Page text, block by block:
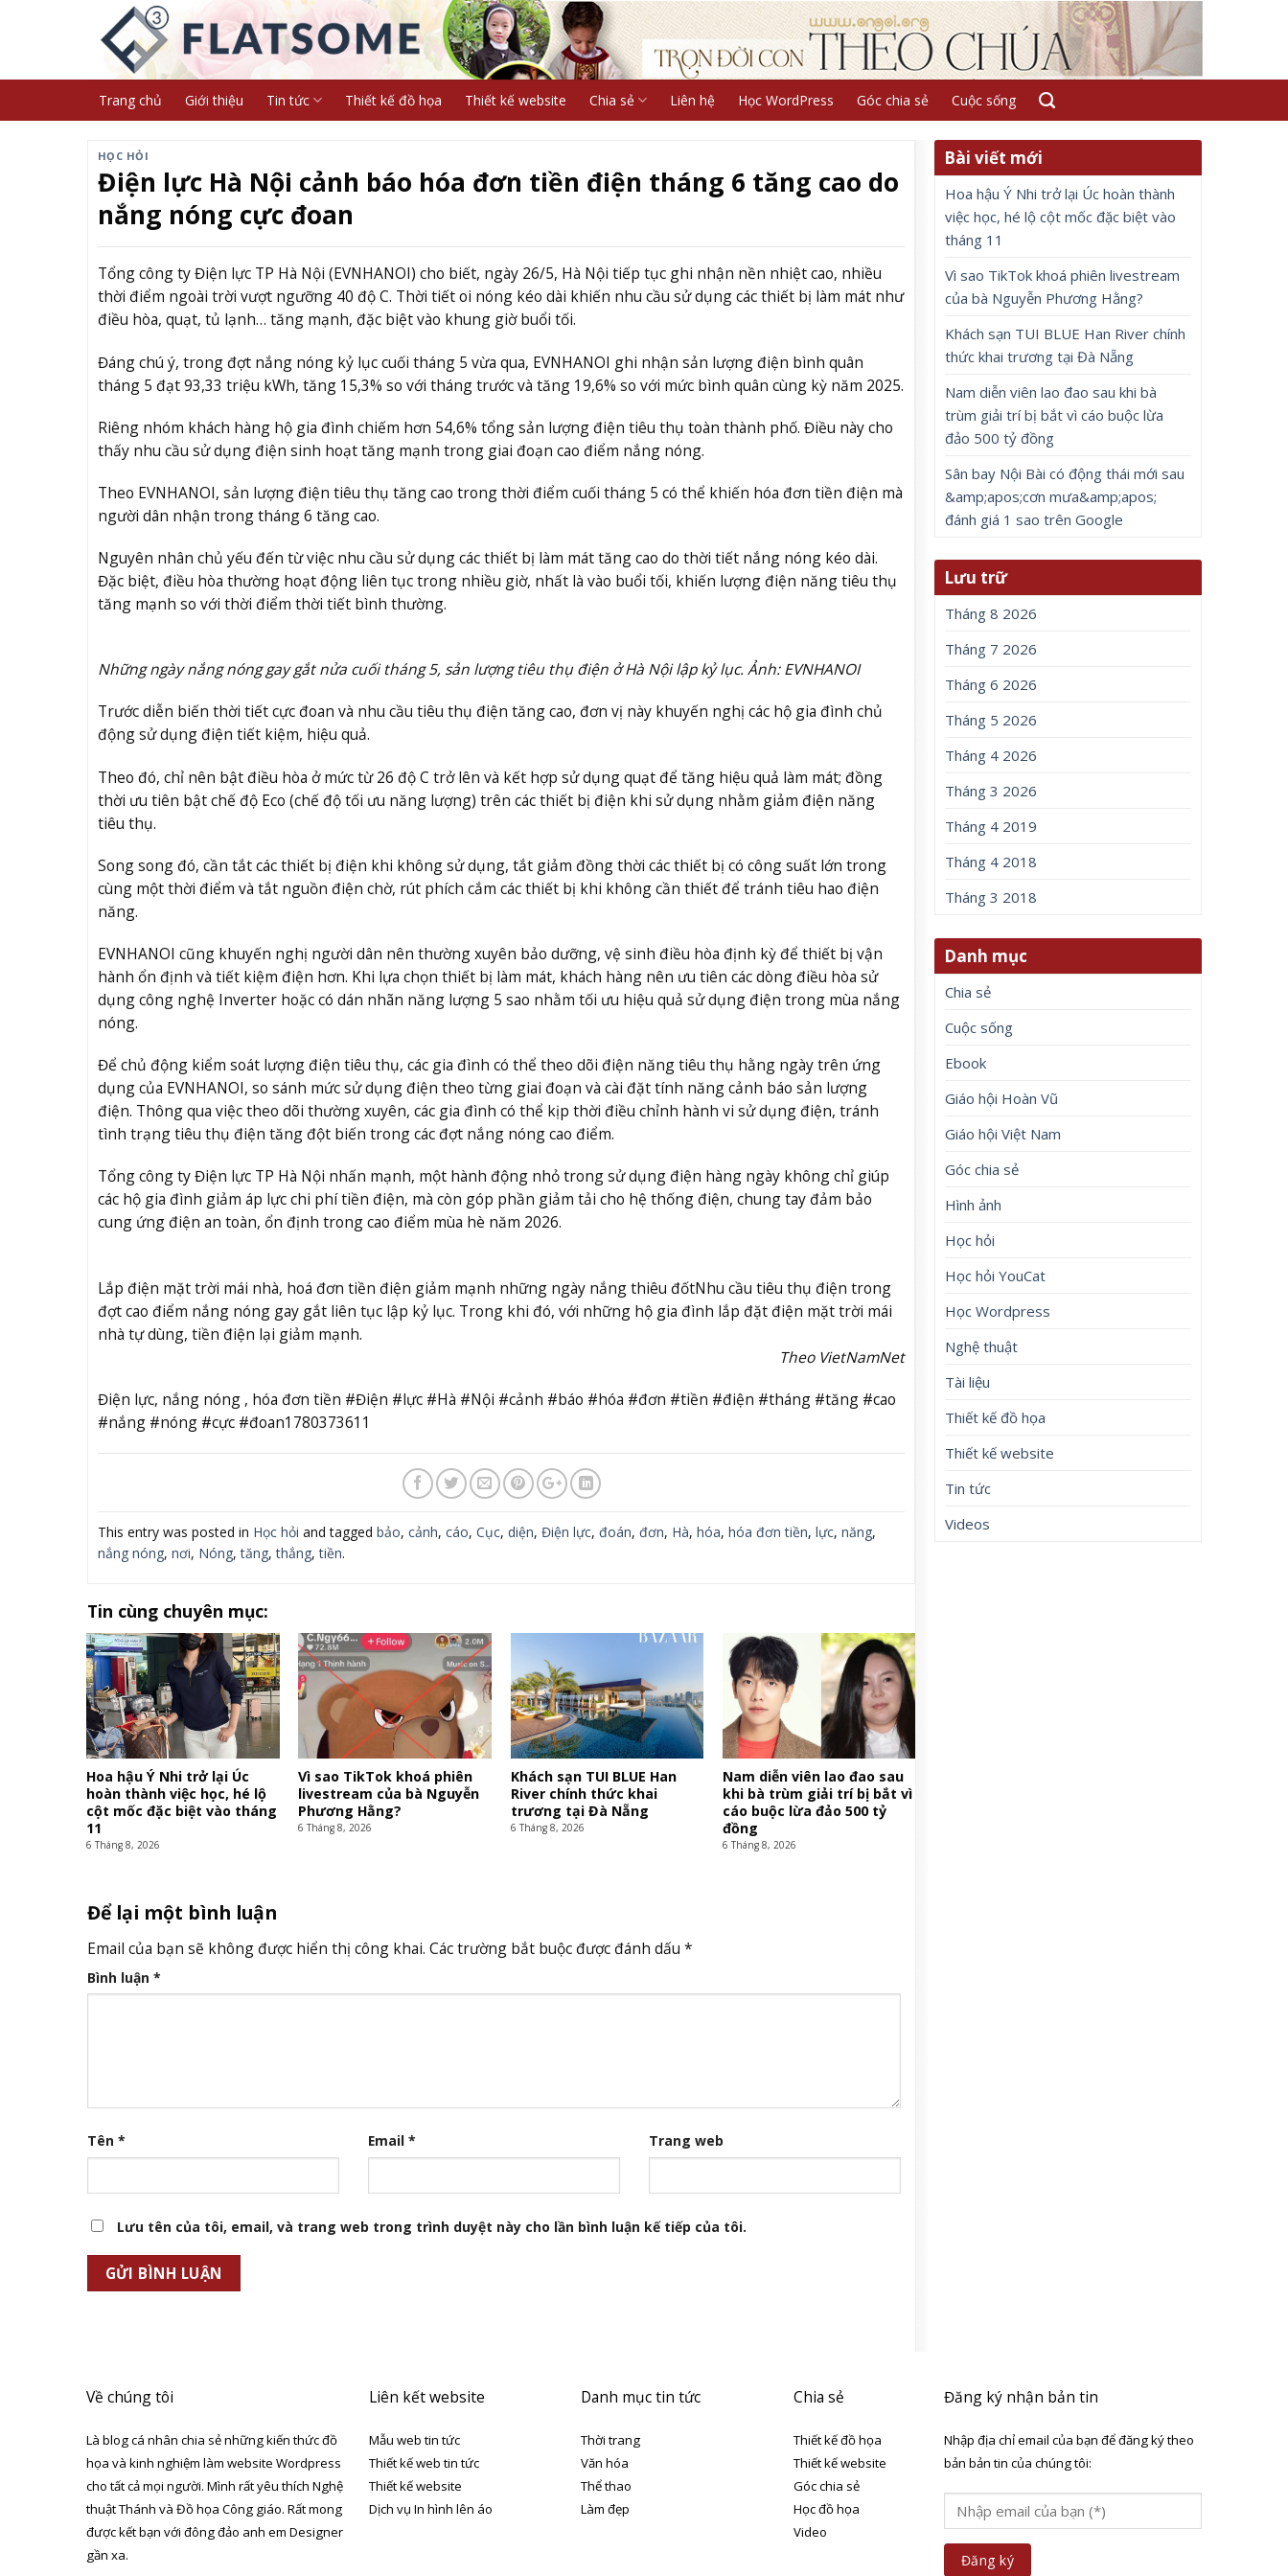
Trang chủ Giới thiệu Tin tức Thiết kế đồ họa Thiết kế website Chia sẻ Liên hệ Học WordPress Góc chia sẻ Cuộc sống
HỌC HỎI
Điện lực Hà Nội cảnh báo hóa đơn tiền điện tháng 6 tăng cao do
nắng nóng cực đoan
Tổng công ty Điện lực TP Hà Nội (EVNHANOI) cho biết, ngày 26/5, Hà Nội tiếp tục ghi nhận nền nhiệt cao, nhiều
thời điểm ngoài trời vượt ngưỡng 40 độ C. Thời tiết oi nóng kéo dài khiến nhu cầu sử dụng các thiết bị làm mát như
điều hòa, quạt, tủ lạnh… tăng mạnh, đặc biệt vào khung giờ buổi tối.
Đáng chú ý, trong đợt nắng nóng kỷ lục cuối tháng 5 vừa qua, EVNHANOI ghi nhận sản lượng điện bình quân
tháng 5 đạt 93,33 triệu kWh, tăng 15,3% so với tháng trước và tăng 19,6% so với mức bình quân cùng kỳ năm 2025.
Riêng nhóm khách hàng hộ gia đình chiếm hơn 54,6% tổng sản lượng điện tiêu thụ toàn thành phố. Điều này cho
thấy nhu cầu sử dụng điện sinh hoạt tăng mạnh trong giai đoạn cao điểm nắng nóng.
Theo EVNHANOI, sản lượng điện tiêu thụ tăng cao trong thời điểm cuối tháng 5 có thể khiến hóa đơn tiền điện mà
người dân nhận trong tháng 6 tăng cao.
Nguyên nhân chủ yếu đến từ việc nhu cầu sử dụng các thiết bị làm mát tăng cao do thời tiết nắng nóng kéo dài.
Đặc biệt, điều hòa thường hoạt động liên tục trong nhiều giờ, nhất là vào buổi tối, khiến lượng điện năng tiêu thụ
tăng mạnh so với thời điểm thời tiết bình thường.
Những ngày nắng nóng gay gắt nửa cuối tháng 5, sản lượng tiêu thụ điện ở Hà Nội lập kỷ lục. Ảnh: EVNHANOI
Trước diễn biến thời tiết cực đoan và nhu cầu tiêu thụ điện tăng cao, đơn vị này khuyến nghị các hộ gia đình chủ
động sử dụng điện tiết kiệm, hiệu quả.
Theo đó, chỉ nên bật điều hòa ở mức từ 26 độ C trở lên và kết hợp sử dụng quạt để tăng hiệu quả làm mát; đồng
thời ưu tiên bật chế độ Eco (chế độ tối ưu năng lượng) trên các thiết bị điện khi sử dụng nhằm giảm điện năng
tiêu thụ.
Song song đó, cần tắt các thiết bị điện khi không sử dụng, tắt giảm đồng thời các thiết bị có công suất lớn trong
cùng một thời điểm và tắt nguồn điện chờ, rút phích cắm các thiết bị khi không cần thiết để tránh tiêu hao điện
năng.
EVNHANOI cũng khuyến nghị người dân nên thường xuyên bảo dưỡng, vệ sinh điều hòa định kỳ để thiết bị vận
hành ổn định và tiết kiệm điện hơn. Khi lựa chọn thiết bị làm mát, khách hàng nên ưu tiên các dòng điều hòa sử
dụng công nghệ Inverter hoặc có dán nhãn năng lượng 5 sao nhằm tối ưu hiệu quả sử dụng điện trong mùa nắng
nóng.
Để chủ động kiểm soát lượng điện tiêu thụ, các gia đình có thể theo dõi điện năng tiêu thụ hằng ngày trên ứng
dụng của EVNHANOI, so sánh mức sử dụng điện theo từng giai đoạn và cài đặt tính năng cảnh báo sản lượng
điện. Thông qua việc theo dõi thường xuyên, các gia đình có thể kịp thời điều chỉnh hành vi sử dụng điện, tránh
tình trạng tiêu thụ điện tăng đột biến trong các đợt nắng nóng cao điểm.
Tổng công ty Điện lực TP Hà Nội nhấn mạnh, một hành động nhỏ trong sử dụng điện hàng ngày không chỉ giúp
các hộ gia đình giảm áp lực chi phí tiền điện, mà còn góp phần giảm tải cho hệ thống điện, chung tay đảm bảo
cung ứng điện an toàn, ổn định trong cao điểm mùa hè năm 2026.
Lắp điện mặt trời mái nhà, hoá đơn tiền điện giảm mạnh những ngày nắng thiêu đốtNhu cầu tiêu thụ điện trong
đợt cao điểm nắng nóng gay gắt liên tục lập kỷ lục. Trong khi đó, với những hộ gia đình lắp đặt điện mặt trời mái
nhà tự dùng, tiền điện lại giảm mạnh.
Theo VietNamNet
Điện lực, nắng nóng , hóa đơn tiền #Điện #lực #Hà #Nội #cảnh #báo #hóa #đơn #tiền #điện #tháng #tăng #cao
#nắng #nóng #cực #đoan1780373611
This entry was posted in Học hỏi and tagged bảo, cảnh, cáo, Cục, diện, Điện lực, đoán, đơn, Hà, hóa, hóa đơn tiền, lực, năng,
nắng nóng, nơi, Nóng,tăng,thắng,tiền.
Tin cùng chuyên mục:
Hoa hậu Ý Nhi trở lại Úc
hoàn thành việc học, hé lộ
cột mốc đặc biệt vào tháng
11
6 Tháng 8, 2026
Vì sao TikTok khoá phiên
livestream của bà Nguyễn
Phương Hằng?
6 Tháng 8, 2026
Khách sạn TUI BLUE Han
River chính thức khai
trương tại Đà Nẵng
6 Tháng 8, 2026
Nam diễn viên lao đao sau
khi bà trùm giải trí bị bắt vì
cáo buộc lừa đảo 500 tỷ
đồng
6 Tháng 8, 2026
Để lại một bình luận
Email của bạn sẽ không được hiển thị công khai. Các trường bắt buộc được đánh dấu *
Bình luận *
Tên * Email * Trang web
Lưu tên của tôi, email, và trang web trong trình duyệt này cho lần bình luận kế tiếp của tôi.
Bài viết mới
Hoa hậu Ý Nhi trở lại Úc hoàn thành
việc học, hé lộ cột mốc đặc biệt vào
tháng 11
Vì sao TikTok khoá phiên livestream
của bà Nguyễn Phương Hằng?
Khách sạn TUI BLUE Han River chính
thức khai trương tại Đà Nẵng
Nam diễn viên lao đao sau khi bà
trùm giải trí bị bắt vì cáo buộc lừa
đảo 500 tỷ đồng
Sân bay Nội Bài có động thái mới sau
&amp;apos;cơn mưa&amp;apos;
đánh giá 1 sao trên Google
Lưu trữ
Tháng 8 2026
Tháng 7 2026
Tháng 6 2026
Tháng 5 2026
Tháng 4 2026
Tháng 3 2026
Tháng 4 2019
Tháng 4 2018
Tháng 3 2018
Danh mục
Chia sẻ
Cuộc sống
Ebook
Giáo hội Hoàn Vũ
Giáo hội Việt Nam
Góc chia sẻ
Hình ảnh
Học hỏi
Học hỏi YouCat
Học Wordpress
Nghệ thuật
Tài liệu
Thiết kế đồ họa
Thiết kế website
Tin tức
Videos
Về chúng tôi
Là blog cá nhân chia sẻ những kiến thức đồ
họa và kinh nghiệm làm website Wordpress
cho tất cả mọi người. Mình rất yêu thích Nghệ
thuật Thánh và Đồ họa Công giáo. Rất mong
được kết bạn với đông đảo anh em Designer
gần xa.
Liên kết website
Mẫu web tin tức
Thiết kế web tin tức
Thiết kế website
Dịch vụ In hình lên áo
Danh mục tin tức
Thời trang
Văn hóa
Thể thao
Làm đẹp
Chia sẻ
Thiết kế đồ họa
Thiết kế website
Góc chia sẻ
Học đồ họa
Video
Đăng ký nhận bản tin
Nhập địa chỉ email của bạn để đăng ký theo
bản bản tin của chúng tôi: